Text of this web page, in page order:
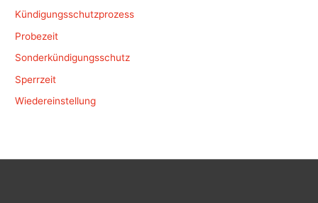
Kündigungsschutzprozess
Probezeit
Sonderkündigungsschutz
Sperrzeit
Wiedereinstellung